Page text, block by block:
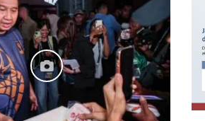
triwulan II-2026
5,29 persen
18:45:00